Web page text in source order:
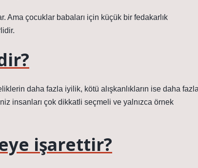
Ama çocuklar babaları için küçük bir fedakarlık
daha fazla iyilik, kötü alışkanlıkların ise daha
insanları çok dikkatli seçmeli ve yalnızca örnek
işarettir?